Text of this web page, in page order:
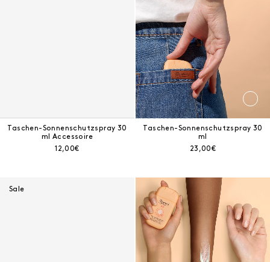
Taschen-Sonnenschutzspray 30
ml Accessoire
Aktueller Preis:
12,00€
Taschen-Sonnenschutzspray 30
ml
Aktueller Preis:
23,00€
Sale
Unsichtbares